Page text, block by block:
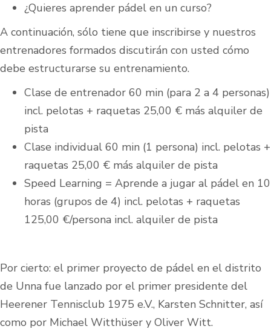
¿Quieres aprender pádel en un curso?
A continuación, sólo tiene que inscribirse y nuestros
entrenadores formados discutirán con usted cómo
debe estructurarse su entrenamiento.
Clase de entrenador 60 min (para 2 a 4 personas)
incl. pelotas + raquetas 25,00 € más alquiler de
pista
Clase individual 60 min (1 persona) incl. pelotas +
raquetas 25,00 € más alquiler de pista
Speed Learning = Aprende a jugar al pádel en 10
horas (grupos de 4) incl. pelotas + raquetas
125,00 €/persona incl. alquiler de pista
Por cierto: el primer proyecto de pádel en el distrito
de Unna fue lanzado por el primer presidente del
Heerener Tennisclub 1975 e.V., Karsten Schnitter, así
como por Michael Witthüser y Oliver Witt.